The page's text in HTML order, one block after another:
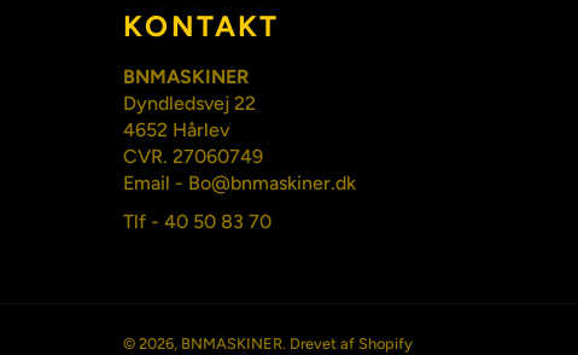
KONTAKT
BNMASKINER
Dyndledsvej 22
4652 Hårlev
CVR. 27060749
Email - Bo@bnmaskiner.dk
Tlf - 40 50 83 70
© 2026, BNMASKINER. Drevet af Shopify